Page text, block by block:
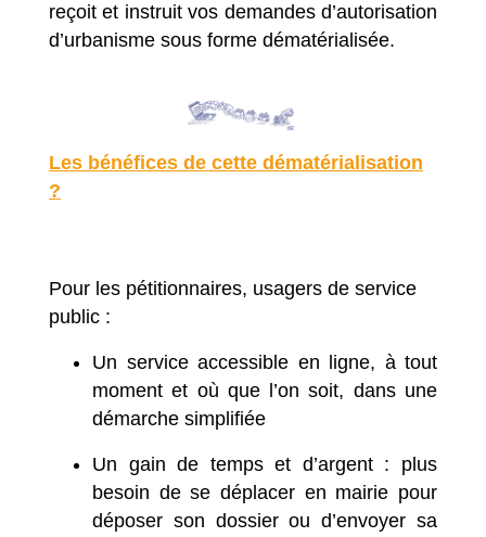
reçoit et instruit vos demandes d’autorisation
d’urbanisme sous forme dématérialisée.
Les bénéfices de cette dématérialisation
?
Pour les pétitionnaires, usagers de service
public :
Un service accessible en ligne, à tout
moment et où que l’on soit, dans une
démarche simplifiée
Un gain de temps et d’argent : plus
besoin de se déplacer en mairie pour
déposer son dossier ou d’envoyer sa